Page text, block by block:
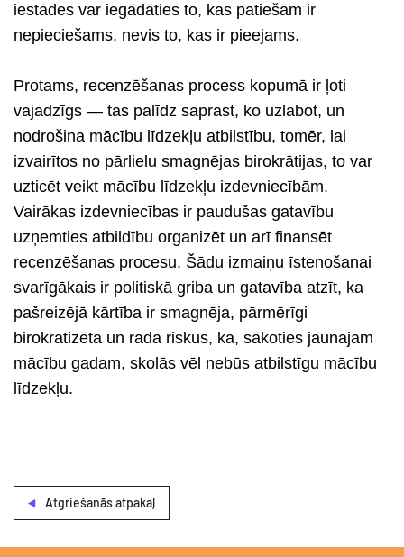
iestādes var iegādāties to, kas patiešām ir
nepieciešams, nevis to, kas ir pieejams.
Protams, recenzēšanas process kopumā ir ļoti
vajadzīgs — tas palīdz saprast, ko uzlabot, un
nodrošina mācību līdzekļu atbilstību, tomēr, lai
izvairītos no pārlielu smagnējas birokrātijas, to var
uzticēt veikt mācību līdzekļu izdevniecībām.
Vairākas izdevniecības ir paudušas gatavību
uzņemties atbildību organizēt un arī finansēt
recenzēšanas procesu. Šādu izmaiņu īstenošanai
svarīgākais ir politiskā griba un gatavība atzīt, ka
pašreizējā kārtība ir smagnēja, pārmērīgi
birokratizēta un rada riskus, ka, sākoties jaunajam
mācību gadam, skolās vēl nebūs atbilstīgu mācību
līdzekļu.
Atgriešanās atpakaļ